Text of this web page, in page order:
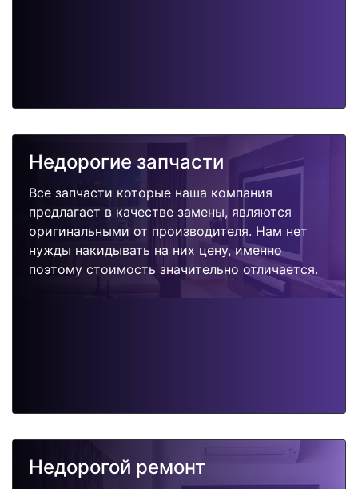
Недорогие запчасти
Все запчасти которые наша компания
предлагает в качестве замены, являются
оригинальными от производителя. Нам нет
нужды накидывать на них цену, именно
поэтому стоимость значительно отличается.
Недорогой ремонт